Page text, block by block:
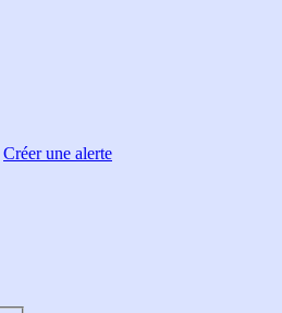
Créer une alerte